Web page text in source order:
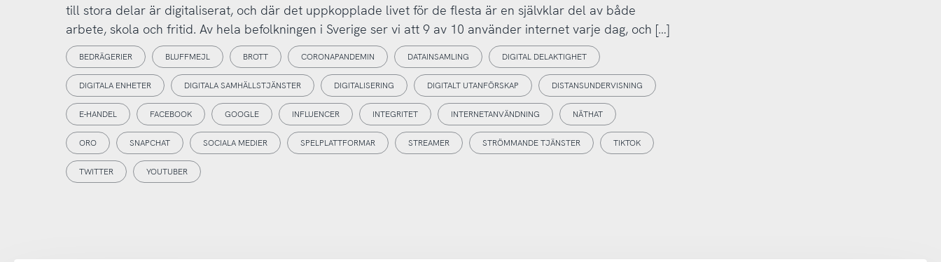
till stora delar är digitaliserat, och där det uppkopplade livet för de flesta är en självklar del av både
arbete, skola och fritid. Av hela befolkningen i Sverige ser vi att 9 av 10 använder internet varje dag, och […]
BEDRÄGERIER BLUFFMEJL BROTT CORONAPANDEMIN DATAINSAMLING DIGITAL DELAKTIGHET
DIGITALA ENHETER DIGITALA SAMHÄLLSTJÄNSTER DIGITALISERING DIGITALT UTANFÖRSKAP DISTANSUNDERVISNING
E-HANDEL FACEBOOK GOOGLE INFLUENCER INTEGRITET INTERNETANVÄNDNING NÄTHAT
ORO SNAPCHAT SOCIALA MEDIER SPELPLATTFORMAR STREAMER STRÖMMANDE TJÄNSTER TIKTOK
TWITTER YOUTUBER